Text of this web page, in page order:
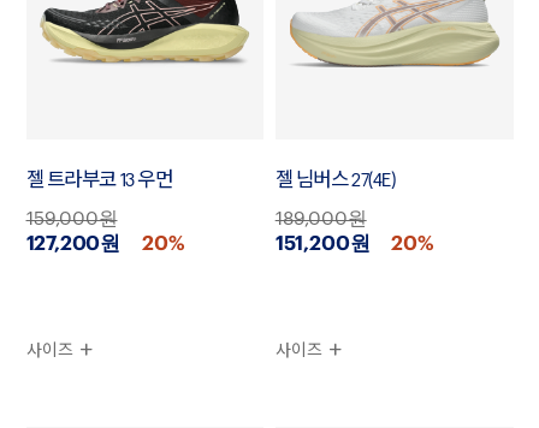
젤 트라부코 13 우먼
159,000원
127,200원 20%
사이즈
젤 님버스 27(4E)
189,000원
151,200원 20%
사이즈